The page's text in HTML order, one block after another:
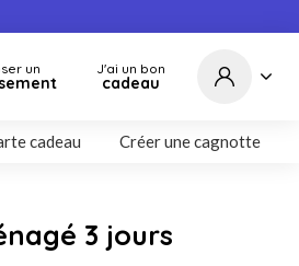
un J'ai un bon
cadeau
cadeau Créer une cagnotte
3 jours